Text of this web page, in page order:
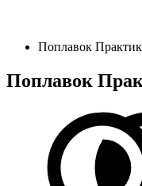
Поплавок
Поплавок